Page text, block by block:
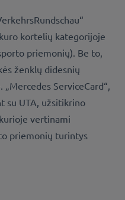
kortelių kategorijoje
priemonių). Be to,
ženklų didesnių
ServiceCard“,
su UTA, užsitikrino
vertinami
priemonių turintys